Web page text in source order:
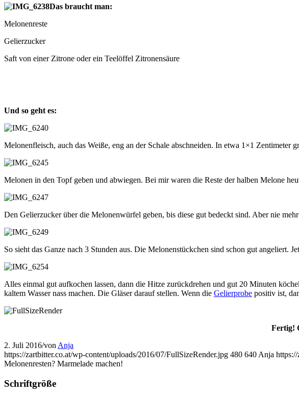
Das braucht man:
Melonenreste
Gelierzucker
Saft von einer Zitrone oder ein Teelöffel Zitronensäure
Und so geht es:
Melonenfleisch, auch das Weiße, eng an der Schale abschneiden. In etwa 1×1 Zentimeter
Melonen in den Topf geben und abwiegen. Bei mir waren die Reste der halben Melone
Den Gelierzucker über die Melonenwürfel geben, bis diese gut bedeckt sind. Aber nie
So sieht das Ganze nach 3 Stunden aus. Die Melonenstückchen sind schon gut angeliert.
Alles einmal gut aufkochen lassen, dann die Hitze zurückdrehen und gut 20 Minuten
kaltem Wasser nass machen. Die Gläser darauf stellen. Wenn die Gelierprobe positiv ist,
Fertig!
2. Juli 2016/von Anja
https://zartbitter.co.at/wp-content/uploads/2016/07/FullSizeRender.jpg 480 640 Anja
Melonenresten? Marmelade machen!
Schriftgröße